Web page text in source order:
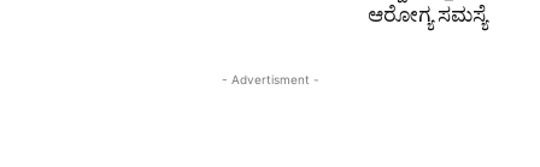
ಆರೋಗ್ಯ ಸಮಸ್ಯೆ
- Advertisment -